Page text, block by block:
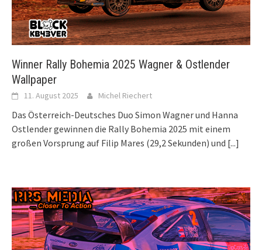
Winner Rally Bohemia 2025 Wagner & Ostlender
Wallpaper
11. August 2025 Michel Riechert
Das Österreich-Deutsches Duo Simon Wagner und Hanna
Ostlender gewinnen die Rally Bohemia 2025 mit einem
großen Vorsprung auf Filip Mares (29,2 Sekunden) und [...]